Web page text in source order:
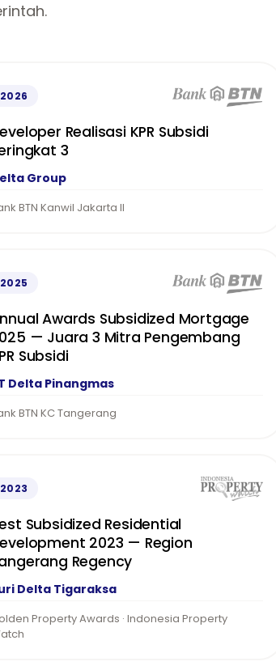
2026
Realisasi KPR Subsidi
3
Group
BTN Kanwil Jakarta II
2025
Awards Subsidized Mortgage
— Juara 3 Mitra Pengembang
Subsidi
Delta Pinangmas
BTN KC Tangerang
2023
Subsidized Residential
2023 — Region
Regency
Delta Tigaraksa
Property Awards · Indonesia Property